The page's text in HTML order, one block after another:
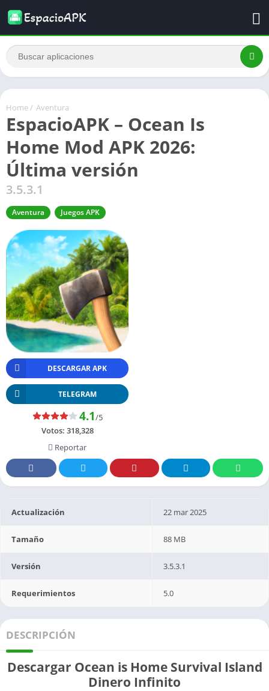
Home / Aventura
EspacioAPK – Ocean Is
Home Mod APK 2026:
Última versión
3.5.3.1
Aventura Juegos APK
DESCARGAR APK
TELEGRAM
4.1/5
Votos: 318,328
Reportar
Actualización 22 mar 2025
Tamaño 88 MB
Versión 3.5.3.1
Requerimientos 5.0
DESCRIPCIÓN
Descargar Ocean is Home Survival Island
Dinero Infinito